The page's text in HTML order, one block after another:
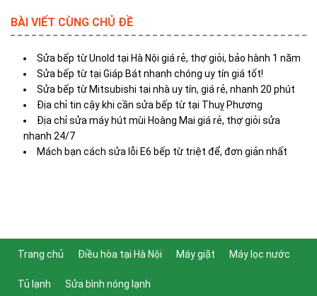
BÀI VIẾT CÙNG CHỦ ĐỀ
Sửa bếp từ Unold tại Hà Nội giá rẻ, thợ giỏi, bảo hành 1 năm
Sửa bếp từ tại Giáp Bát nhanh chóng uy tín giá tốt!
Sửa bếp từ Mitsubishi tại nhà uy tín, giá rẻ, nhanh 20 phút
Địa chỉ tin cậy khi cần sửa bếp từ tại Thuỵ Phương
Địa chỉ sửa máy hút mùi Hoàng Mai giá rẻ, thợ giỏi sửa
nhanh 24/7
Mách bạn cách sửa lỗi E6 bếp từ triệt để, đơn giản nhất
Trang chủ Điều hòa tại Hà Nội Máy giặt Máy lọc nước
Tủ lạnh Sửa bình nóng lạnh